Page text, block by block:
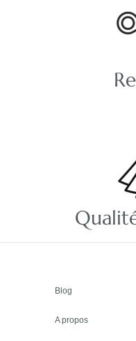
Blog
A propos